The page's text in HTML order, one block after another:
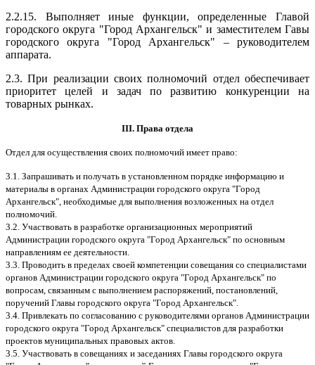
2.2.15. Выполняет иные функции, определенные Главой
городского округа "Город Архангельск" и заместителем Гавы
городского округа "Город Архангельск" – руководителем
аппарата.
2.3. При реализации своих полномочий отдел обеспечивает
приоритет целей и задач по развитию конкуренции на
товарных рынках.
III. Права отдела
Отдел для осуществления своих полномочий имеет право:
3.1. Запрашивать и получать в установленном порядке информацию и
материалы в органах Администрации городского округа "Город
Архангельск", необходимые для выполнения возложенных на отдел
полномочий.
3.2. Участвовать в разработке организационных мероприятий
Администрации городского округа "Город Архангельск" по основным
направлениям ее деятельности.
3.3. Проводить в пределах своей компетенции совещания со специалистами
органов Администрации городского округа "Город Архангельск" по
вопросам, связанным с выполнением распоряжений, постановлений,
поручений Главы городского округа "Город Архангельск".
3.4. Привлекать по согласованию с руководителями органов Администрации
городского округа "Город Архангельск" специалистов для разработки
проектов муниципальных правовых актов.
3.5. Участвовать в совещаниях и заседаниях Главы городского округа